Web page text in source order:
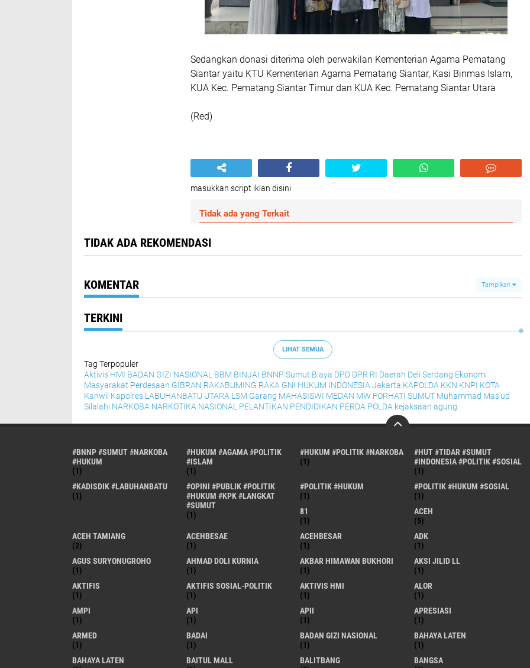
Sedangkan donasi diterima oleh perwakilan Kementerian Agama Pematang
Siantar yaitu KTU Kementerian Agama Pematang Siantar, Kasi Binmas Islam,
KUA Kec. Pematang Siantar Timur dan KUA Kec. Pematang Siantar Utara
(Red)
masukkan script iklan disini
Tidak ada yang Terkait
TIDAK ADA REKOMENDASI
KOMENTAR Tampilkan
TERKINI
LIHAT SEMUA
Tag Terpopuler
Aktivis HMI BADAN GIZI NASIONAL BBM BINJAI BNNP Sumut Biaya DPD DPR RI Daerah Deli Serdang Ekonomi
Masyarakat Perdesaan GIBRAN RAKABUMING RAKA GNI HUKUM INDONESIA Jakarta KAPOLDA KKN KNPI KOTA
Kanwil Kapolres LABUHANBATU UTARA LSM Garang MAHASISWI MEDAN MW FORHATI SUMUT Muhammad Mas'ud
Silalahi NARKOBA NARKOTIKA NASIONAL PELANTIKAN PENDIDIKAN PERDA POLDA kejaksaan agung
#BNNP #SUMUT #NARKOBA
#HUKUM
(1)
#HUKUM #AGAMA #POLITIK
#ISLAM
(1)
#HUKUM #POLITIK #NARKOBA
(1)
#HUT #TIDAR #SUMUT
#INDONESIA #POLITIK #SOSIAL
(1)
#KADISDIK #LABUHANBATU
(1)
#OPINI #PUBLIK #POLITIK
#HUKUM #KPK #LANGKAT
#SUMUT
(1)
#POLITIK #HUKUM
(1)
#POLITIK #HUKUM #SOSIAL
(1)
81
(1)
ACEH
(5)
ACEH TAMIANG
(2)
ACEHBESAE
(1)
ACEHBESAR
(1)
ADK
(1)
AGUS SURYONUGROHO
(1)
AHMAD DOLI KURNIA
(1)
AKBAR HIMAWAN BUKHORI
(1)
AKSI JILID LL
(1)
AKTIFIS
(1)
AKTIFIS SOSIAL-POLITIK
(1)
AKTIVIS HMI
(1)
ALOR
(1)
AMPI
(1)
API
(1)
APII
(1)
APRESIASI
(1)
ARMED
(1)
BADAI
(1)
BADAN GIZI NASIONAL
(1)
BAHAYA LATEN
(1)
BAHAYA LATEN
BAITUL MALL
BALITBANG
BANGSA